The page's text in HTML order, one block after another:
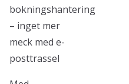
bokningshantering
– inget mer
meck med e-
posttrassel